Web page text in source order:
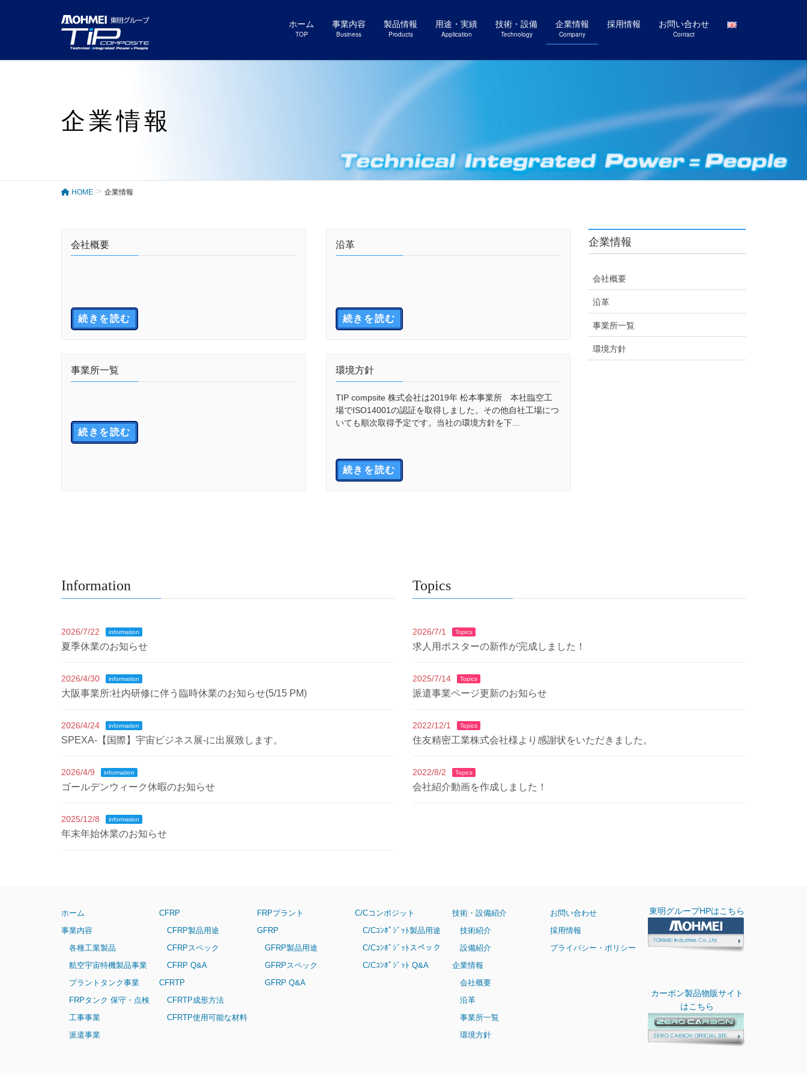
ホーム
TOP
事業内容
Business
製品情報
Products
用途・実績
Application
技術・設備
Technology
企業情報
Company
採用情報 お問い合わせ
Contact
企業情報
HOME 企業情報
会社概要
続きを読む
沿革
続きを読む
事業所一覧
続きを読む
環境方針
TIP compsite 株式会社は2019年 松本事業所 本社臨空工
場でISO14001の認証を取得しました。その他自社工場につ
いても順次取得予定です。当社の環境方針を下...
続きを読む
企業情報
会社概要
沿革
事業所一覧
環境方針
Information
2026/7/22 information
夏季休業のお知らせ
2026/4/30 information
大阪事業所:社内研修に伴う臨時休業のお知らせ(5/15 PM)
2026/4/24 information
SPEXA-【国際】宇宙ビジネス展-に出展致します。
2026/4/9 information
ゴールデンウィーク休暇のお知らせ
2025/12/8 information
年末年始休業のお知らせ
Topics
2026/7/1 Topics
求人用ポスターの新作が完成しました！
2025/7/14 Topics
派遣事業ページ更新のお知らせ
2022/12/1 Topics
住友精密工業株式会社様より感謝状をいただきました。
2022/8/2 Topics
会社紹介動画を作成しました！
ホーム
事業内容
各種工業製品
航空宇宙特機製品事業
プラントタンク事業
FRPタンク 保守・点検
工事事業
派遣事業
CFRP
CFRP製品用途
CFRPスペック
CFRP Q&A
CFRTP
CFRTP成形方法
CFRTP使用可能な材料
FRPプラント
GFRP
GFRP製品用途
GFRPスペック
GFRP Q&A
C/Cコンポジット
C/Cｺﾝﾎﾟｼﾞｯﾄ製品用途
C/Cｺﾝﾎﾟｼﾞｯﾄスペック
C/Cｺﾝﾎﾟｼﾞｯﾄ Q&A
技術・設備紹介
技術紹介
設備紹介
企業情報
会社概要
沿革
事業所一覧
環境方針
お問い合わせ
採用情報
プライバシー・ポリシー
東明グループHPはこちら
カーボン製品物販サイト
はこちら